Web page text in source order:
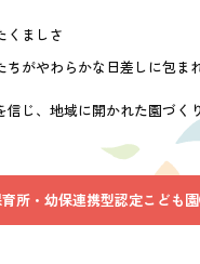
くましさ
ちがやわらかな日差しに包ま
じ、地域に開かれた園づく
所・幼保連携型認定こども園